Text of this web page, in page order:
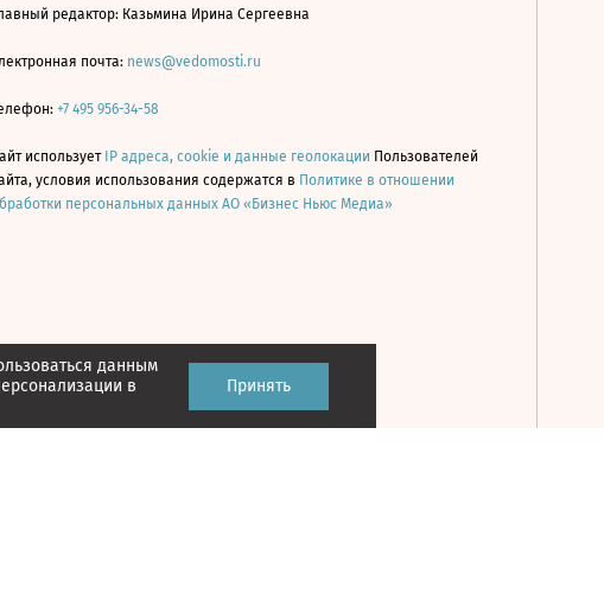
данным
в
Принять
редактор: Казьмина Ирина Сергеевна
почта: news@vedomosti.ru
+7 495 956-34-58
использует IP адреса, cookie и данные геолокации Пользователей
условия использования содержатся в Политике в отношении
персональных данных АО «Бизнес Ньюс Медиа»